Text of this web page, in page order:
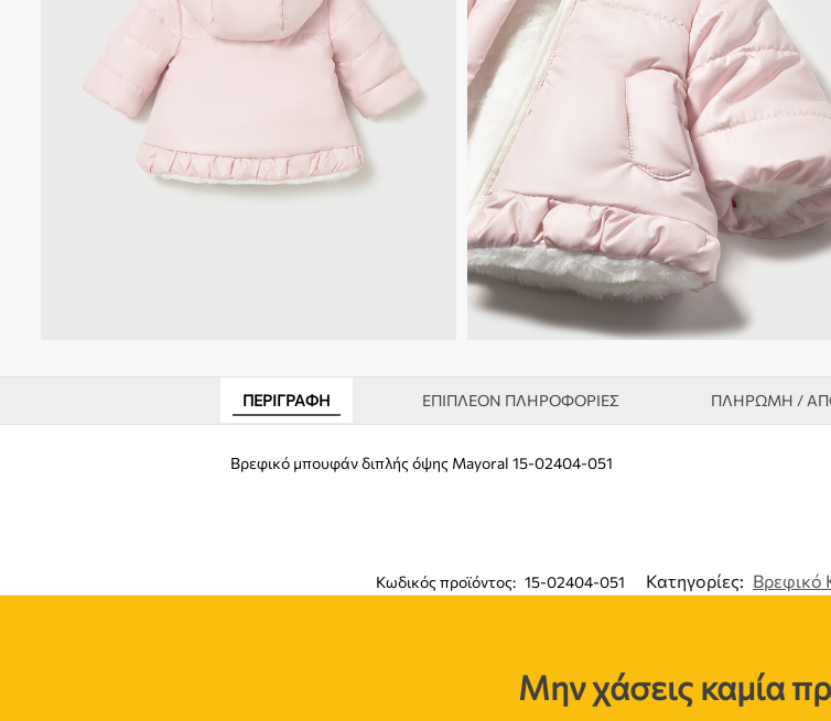
ΠΕΡΙΓΡΑΦΉ ΕΠΙΠΛΈΟΝ ΠΛΗΡΟΦΟΡΊΕΣ ΠΛΗΡΩΜΗ /
Βρεφικό μπουφάν διπλής όψης Mayoral 15-02404-051
Κωδικός προϊόντος: 15-02404-051 Κατηγορίες: Βρεφικό
Μην χάσεις καμία